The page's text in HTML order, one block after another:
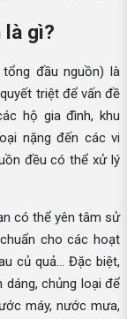
là gì?
đầu nguồn) là
triệt để vấn đề
hộ gia đình, khu
nặng đến các vi
đều có thể xử lý
có thể yên tâm sử
cho các hoạt
củ quả… Đặc biệt,
chủng loại để
máy, nước mưa,